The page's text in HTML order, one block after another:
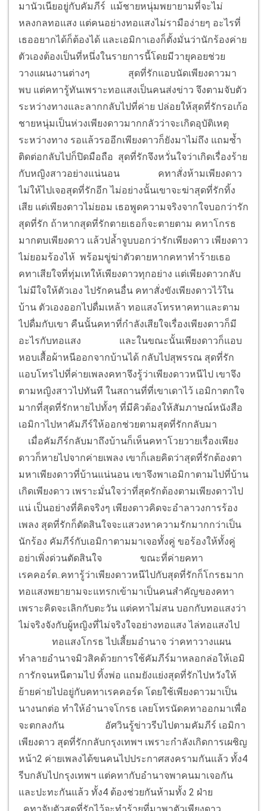
มานัวเนียอยู่กับคัมภีร์ แม้ชายหนุ่มพยายามที่จะไม่
หลงกลทอแสง แต่คนอย่างทอแสงไม่รามือง่ายๆ อะไรที่
เธออยากได้ก็ต้องได้ และเอมิกาเองก็ตั้งมั่นว่านักร้องค่าย
ตัวเองต้องเป็นที่หนึ่งในรายการนี้โดยมีวายุคอยช่วย
วางแผนงานต่างๆ
สุดที่รักแอบนัดเพียงดาวมา
พบ แต่คทารู้ทันเพราะทอแสงเป็นคนส่งข่าว จึงตามจับตัว
ระหว่างทางและลากกลับไปที่ค่าย ปล่อยให้สุดที่รักรอเก้อ
ชายหนุ่มเป็นห่วงเพียงดาวมากกลัวว่าจะเกิดอุบัติเหตุ
ระหว่างทาง รอแล้วรออีกเพียงดาวก็ยังมาไม่ถึง แถมซ้ำ
ติดต่อกลับไปก็ปิดมือถือ สุดที่รักจึงหวั่นใจว่าเกิดเรื่องร้าย
กับหญิงสาวอย่างแน่นอน
คทาสั่งห้ามเพียงดาว
ไม่ให้ไปเจอสุดที่รักอีก ไม่อย่างนั้นเขาจะฆ่าสุดที่รักทิ้ง
เสีย แต่เพียงดาวไม่ยอม เธอพูดความจริงจากใจบอกว่ารัก
สุดที่รัก ถ้าหากสุดที่รักตายเธอก็จะตายตาม คทาโกรธ
มากตบเพียงดาว แล้วปล้ำจูบบอกว่ารักเพียงดาว เพียงดาว
ไม่ยอมร้องไห้ พร้อมขู่ฆ่าตัวตายหากคทาทำร้ายเธอ
คทาเสียใจที่ทุ่มเทให้เพียงดาวทุกอย่าง แต่เพียงดาวกลับ
ไม่มีใจให้ตัวเอง ไปรักคนอื่น คทาสั่งขังเพียงดาวไว้ใน
บ้าน ตัวเองออกไปดื่มเหล้า ทอแสงโทรหาคทาและตาม
ไปดื่มกับเขา คืนนั้นคทาที่กำลังเสียใจเรื่องเพียงดาวก็มี
อะไรกับทอแสง
และในขณะนั้นเพียงดาวก็แอบ
หอบเสื้อผ้าหนีออกจากบ้านได้ กลับไปสุพรรณ สุดที่รัก
แอบโทรไปที่ค่ายเพลงคทาจึงรู้ว่าเพียงดาวหนีไป เขาจึง
ตามหญิงสาวไปทันที ในสถานที่ที่เขาเดาไว้ เอมิกาตกใจ
มากที่สุดที่รักหายไปทั้งๆ ที่มีคิวต้องให้สัมภาษณ์หนังสือ
เอมิกาไปหาคัมภีร์ให้ออกช่วยตามสุดที่รักกลับมา
เมื่อคัมภีร์กลับมาถึงบ้านก็เห็นคทาโวยวายเรื่องเพียง
ดาวก็หายไปจากค่ายเพลง เขาก็เลยคิดว่าสุดที่รักต้องตา
มหาเพียงดาวที่บ้านแน่นอน เขาจึงพาเอมิกาตามไปที่บ้าน
เกิดเพียงดาว เพราะมั่นใจว่าที่สุดรักต้องตามเพียงดาวไป
แน่ เป็นอย่างที่คิดจริงๆ เพียงดาวคิดจะอำลาวงการร้อง
เพลง สุดที่รักก็ตัดสินใจจะแสวงหาความรักมากกว่าเป็น
นักร้อง คัมภีร์กับเอมิกาตามมาเจอทั้งคู่ ขอร้องให้ทั้งคู่
อย่าเพิ่งด่วนตัดสินใจ
ขณะที่ค่ายคทา
เรคคอร์ด..คทารู้ว่าเพียงดาวหนีไปกับสุดที่รักก็โกรธมาก
ทอแสงพยายามจะแทรกเข้ามาเป็นคนสำคัญของคทา
เพราะคิดจะเลิกกับตะวัน แต่คทาไม่สน บอกกับทอแสงว่า
ไม่จริงจังกับผู้หญิงที่ไม่จริงใจอย่างทอแสง ไล่ทอแสงไป
ทอแสงโกรธ ไปเสี้ยมอำนาจ ว่าคทาวางแผน
ทำลายอำนาจมิวสิคด้วยการใช้คัมภีร์มาหลอกล่อให้เอมิ
การักจนหนีตามไป ทิ้งพ่อ แถมยังแย่งสุดที่รักไปหวังให้
ย้ายค่ายไปอยู่กับคทาเรคคอร์ด โดยใช้เพียงดาวมาเป็น
นางนกต่อ ทำให้อำนาจโกรธ เลยโทรนัดคทาออกมาเพื่อ
จะตกลงกัน
อัศวินรู้ข่าวรีบไปตามคัมภีร์ เอมิกา
เพียงดาว สุดที่รักกลับกรุงเทพฯ เพราะกำลังเกิดการเผชิญ
หน้า2 ค่ายเพลงได้ขนคนไปประกาศสงครามกันแล้ว ทั้ง4
รีบกลับไปกรุงเทพฯ แต่คทากับอำนาจพาคนมาเจอกัน
และปะทะกันแล้ว ทั้ง4 ต้องช่วยกันห้ามทั้ง 2 ฝ่าย